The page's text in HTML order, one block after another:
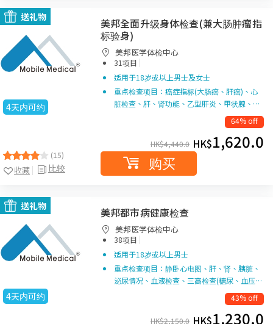
送礼物
4天内可约
(15)
比较
收藏
美邦全面升级身体检查(兼大肠肿瘤指
标验身)
美邦医学体检中心
31项目 |
适用于18岁或以上男士及女士
重点检查项目：癌症指标(大肠癌、肝癌)、心
脏检查、肝、肾功能、乙型肝炎、甲状腺、…
64% off
HK$4,440.0 HK$1,620.0
购买
送礼物
4天内可约
美邦都市病健康检查
美邦医学体检中心
38项目 |
适用于18岁或以上男士
重点检查项目：静卧心电图、肝、肾、胰脏、
泌尿情况、血液检查、三高检查(糖尿、血压…
43% off
HK$2,150.0 HK$1,230.0